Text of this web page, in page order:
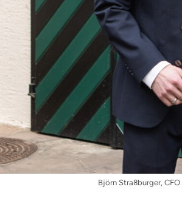
Björn Straßburger,